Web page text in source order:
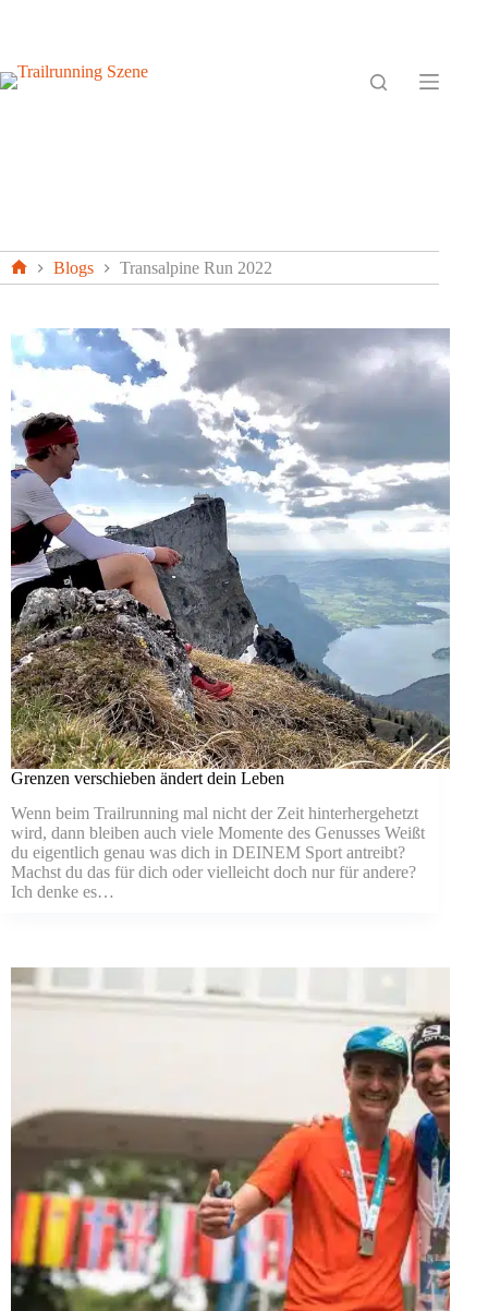
Home
Blogs Transalpine Run 2022
Grenzen verschieben ändert dein Leben
Wenn beim Trailrunning mal nicht der Zeit hinterhergehetzt
wird, dann bleiben auch viele Momente des Genusses Weißt
du eigentlich genau was dich in DEINEM Sport antreibt?
Machst du das für dich oder vielleicht doch nur für andere?
Ich denke es…